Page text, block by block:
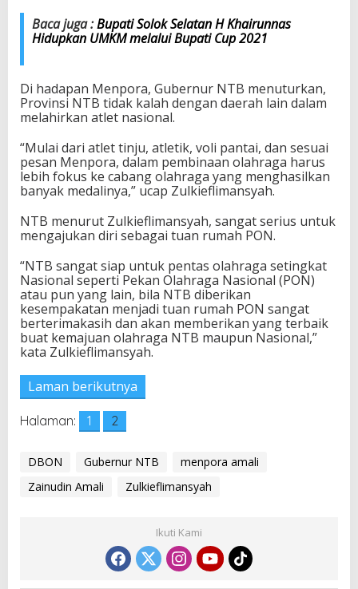
Baca juga :Bupati Solok Selatan H Khairunnas
Hidupkan UMKM melalui Bupati Cup 2021
Di hadapan Menpora, Gubernur NTB menuturkan,
Provinsi NTB tidak kalah dengan daerah lain dalam
melahirkan atlet nasional.
“Mulai dari atlet tinju, atletik, voli pantai, dan sesuai
pesan Menpora, dalam pembinaan olahraga harus
lebih fokus ke cabang olahraga yang menghasilkan
banyak medalinya,” ucap Zulkieflimansyah.
NTB menurut Zulkieflimansyah, sangat serius untuk
mengajukan diri sebagai tuan rumah PON.
“NTB sangat siap untuk pentas olahraga setingkat
Nasional seperti Pekan Olahraga Nasional (PON)
atau pun yang lain, bila NTB diberikan
kesempakatan menjadi tuan rumah PON sangat
berterimakasih dan akan memberikan yang terbaik
buat kemajuan olahraga NTB maupun Nasional,”
kata Zulkieflimansyah.
Laman berikutnya
Halaman: 1 2
DBON Gubernur NTB
menpora amali
Zainudin Amali
Zulkieflimansyah
Ikuti Kami